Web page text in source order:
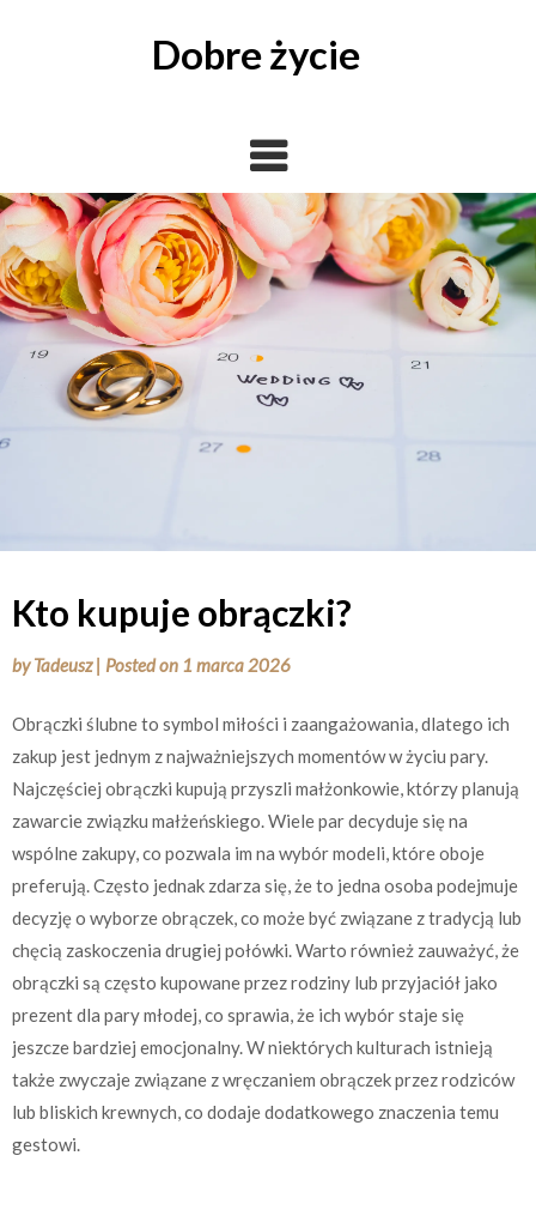
Dobre życie
Kto kupuje obrączki?
byTadeusz | Posted on 1 marca 2026
Obrączki ślubne to symbol miłości i zaangażowania, dlatego ich
zakup jest jednym z najważniejszych momentów w życiu pary.
Najczęściej obrączki kupują przyszli małżonkowie, którzy planują
zawarcie związku małżeńskiego. Wiele par decyduje się na
wspólne zakupy, co pozwala im na wybór modeli, które oboje
preferują. Często jednak zdarza się, że to jedna osoba podejmuje
decyzję o wyborze obrączek, co może być związane z tradycją lub
chęcią zaskoczenia drugiej połówki. Warto również zauważyć, że
obrączki są często kupowane przez rodziny lub przyjaciół jako
prezent dla pary młodej, co sprawia, że ich wybór staje się
jeszcze bardziej emocjonalny. W niektórych kulturach istnieją
także zwyczaje związane z wręczaniem obrączek przez rodziców
lub bliskich krewnych, co dodaje dodatkowego znaczenia temu
gestowi.